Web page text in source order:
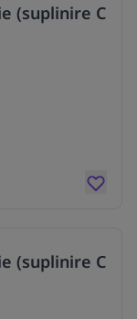
(suplinire C
(suplinire C